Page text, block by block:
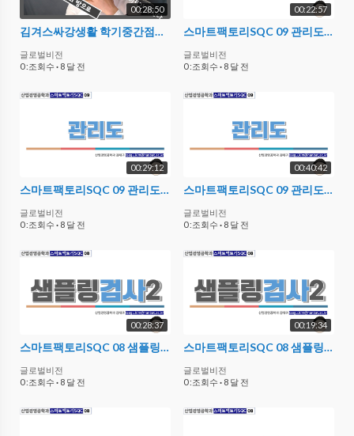
00:28:50
김겨스싸강생활 학기중간점검 - SQC
글로벌비전
0 :조회수 · 8 달 전
00:22:57
스마트팩토리SQC 09 관리도 03 실습
글로벌비전
0 :조회수 · 8 달 전
00:29:12
스마트팩토리SQC 09 관리도 01
글로벌비전
0 :조회수 · 8 달 전
00:40:42
스마트팩토리SQC 09 관리도 02
글로벌비전
0 :조회수 · 8 달 전
00:28:37
스마트팩토리SQC 08 샘플링검사2 04 - 실습
글로벌비전
0 :조회수 · 8 달 전
00:19:34
스마트팩토리SQC 08 샘플링검사2 03
글로벌비전
0 :조회수 · 8 달 전